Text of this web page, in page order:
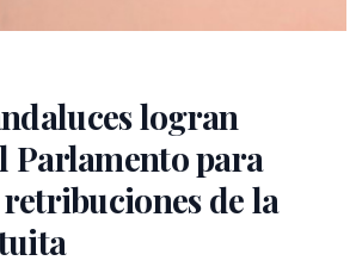
logran
Parlamento para
de la